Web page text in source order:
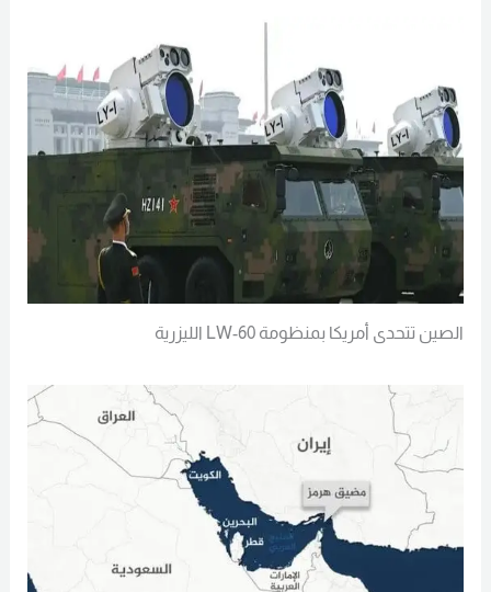
الصين تتحدى أمريكا بمنظومة LW-60 الليزرية